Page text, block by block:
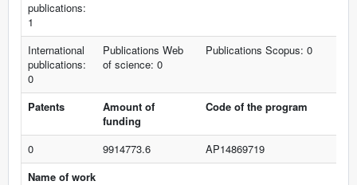
publications:
1
International
publications:
0
Publications Web
of science: 0
Publications Scopus: 0
Patents
Amount of
funding
Code of the program
0 9914773.6
AP14869719
Name of work